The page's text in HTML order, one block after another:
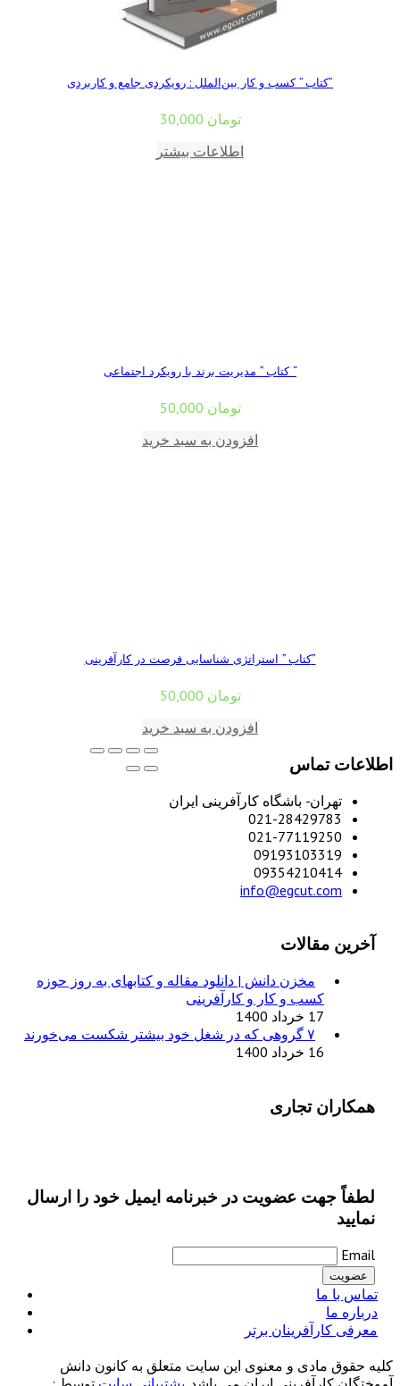
کتاب ” کسب‌ و کار بین‌الملل : رویکردی جامع و کاربردی”
30,000 تومان
اطلاعات بیشتر
کتاب ” مدیریت برند با رویکرد اجتماعی “
50,000 تومان
افزودن به سبد خرید
کتاب ” استراتژی شناسایی فرصت در کارآفرینی”
50,000 تومان
افزودن به سبد خرید
اطلاعات تماس
تهران- باشگاه کارآفرینی ایران
021-28429783
021-77119250
09193103319
09354210414
info@egcut.com
آخرین مقالات
مخزن دانش | دانلود مقاله و کتابهای به روز حوزه
کسب و کار و کارآفرینی
17 خرداد 1400
۷ گروهی که در شغل خود بیشتر شکست می‌خورند
16 خرداد 1400
همکاران تجاری
لطفاً جهت عضویت در خبرنامه ایمیل خود را ارسال
نمایید
Email
تماس با ما
درباره ما
معرفی کارآفرینان برتر
کلیه حقوق مادی و معنوی این سایت متعلق به کانون دانش